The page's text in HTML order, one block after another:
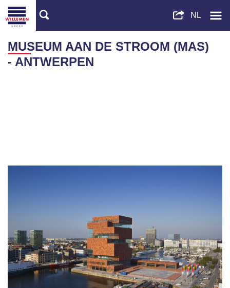
MUSEUM AAN DE STROOM (MAS)
- ANTWERPEN